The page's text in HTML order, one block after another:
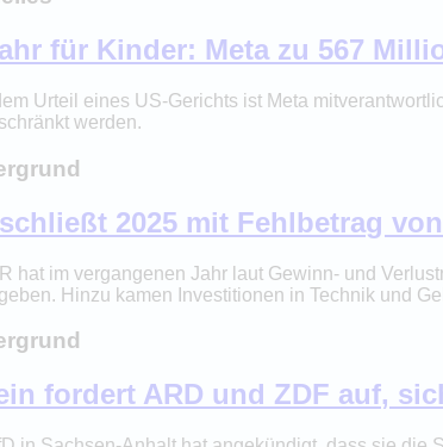
für Kinder: Meta zu 567
Urteil eines US-Gerichts ist Meta
werden.
2025 mit Fehlbetrag
hat im vergangenen Jahr laut Gewinn- und
Hinzu kamen Investitionen in Technik und
fordert ARD und ZDF auf,